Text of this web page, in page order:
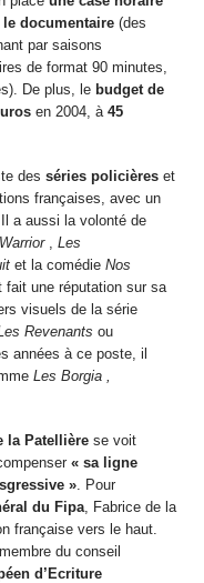
documentaire (des
par saisons
de format 90 minutes,
De plus, le budget de
en 2004, à45
desséries policières et
françaises, avec un
a aussi la volonté de
,Les
et la comédieNos
fait une réputation sur sa
visuels de la série
Revenants ou
années à ce poste, il
Les Borgia ,
la Patellière se voit
« sa ligne
». Pour
du Fipa, Fabrice de la
française vers le haut.
du conseil
d’Ecriture